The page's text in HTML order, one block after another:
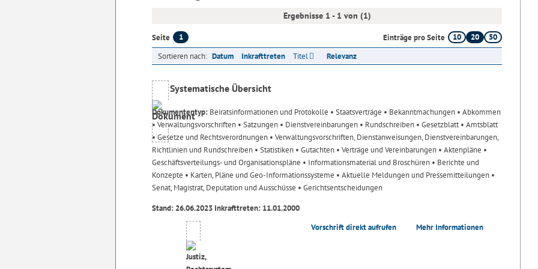
Ergebnisse 1 - 1 von (1)
Seite 1 Einträge pro Seite 10 20
50
Sortieren nach: Datum Inkrafttreten Titel Relevanz
Systematische Übersicht
Dokumententyp: Beiratsinformationen und Protokolle • Staatsverträge • Bekanntmachungen • Abkommen
• Verwaltungsvorschriften • Satzungen • Dienstvereinbarungen • Rundschreiben • Gesetzblatt• Amtsblatt
• Gesetze und Rechtsverordnungen • Verwaltungsvorschriften, Dienstanweisungen, Dienstvereinbarungen,
Richtlinien und Rundschreiben • Statistiken • Gutachten • Verträge und Vereinbarungen • Aktenpläne •
Geschäftsverteilungs- und Organisationspläne • Informationsmaterial und Broschüren • Berichte und
Konzepte • Karten, Pläne und Geo-Informationssysteme • Aktuelle Meldungen und Pressemitteilungen •
Senat, Magistrat, Deputation und Ausschüsse • Gerichtsentscheidungen
Stand: 26.06.2023 Inkrafttreten: 11.01.2000
Vorschrift direkt aufrufen
Mehr Informationen